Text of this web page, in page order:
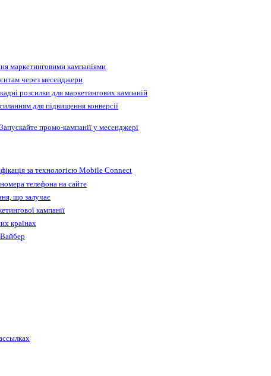
маркетинговими кампаніями
через месенджери
розсилки для маркетингових кампаній
для підвищення конверсії
промо-кампанії у месенджері
за технологією Mobile Connect
телефона на сайте
що залучає
кампанії
країнах